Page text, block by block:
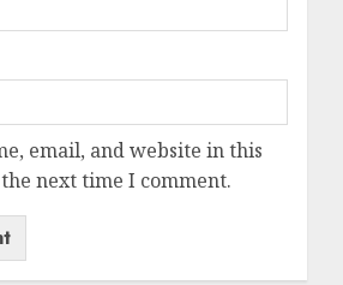
email, and website in this
next time I comment.